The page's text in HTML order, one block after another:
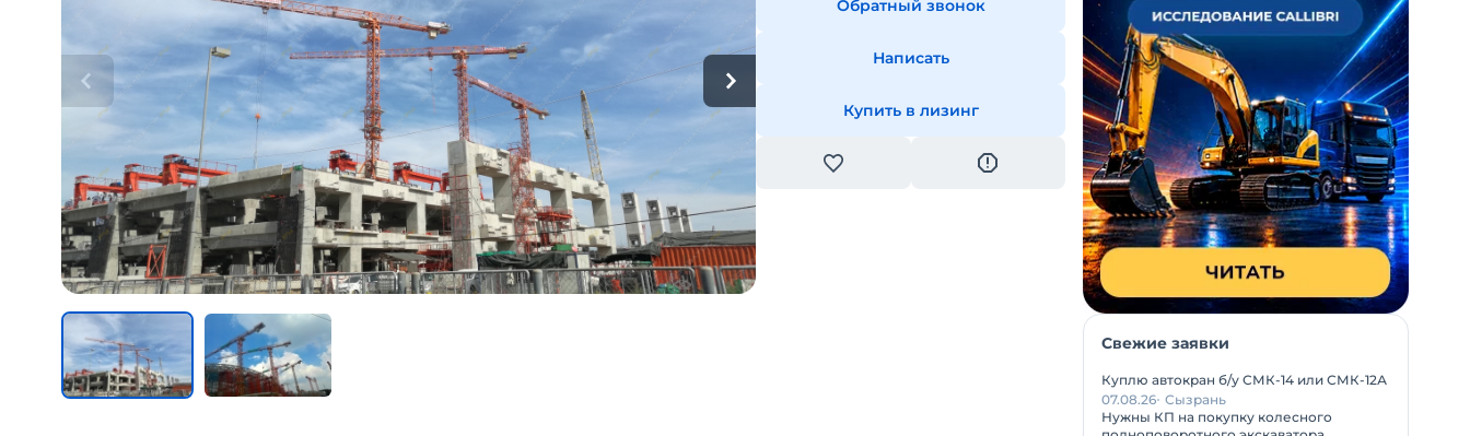
Обратный звонок
Написать
Купить в лизинг
Свежие заявки
Куплю автокран б/у СМК-14 или СМК-12А
07.08.26 Сызрань
Нужны КП на покупку колесного